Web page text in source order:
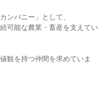
ンパニー」として、
可能な農業・畜産を支えてい
観を持つ仲間を求めていま